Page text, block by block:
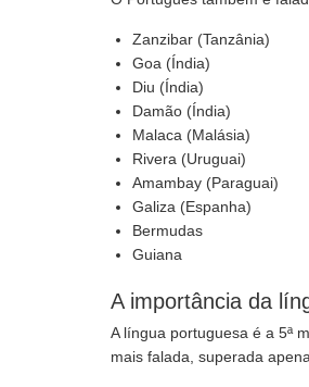
Zanzibar (Tanzânia)
Goa (Índia)
Diu (Índia)
Damão (Índia)
Malaca (Malásia)
Rivera (Uruguai)
Amambay (Paraguai)
Galiza (Espanha)
Bermudas
Guiana
A importância da
A língua portuguesa é a 5ª
mais falada, superada